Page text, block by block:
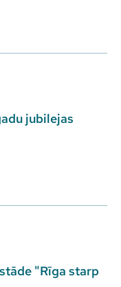
jubilejas
"Rīga starp